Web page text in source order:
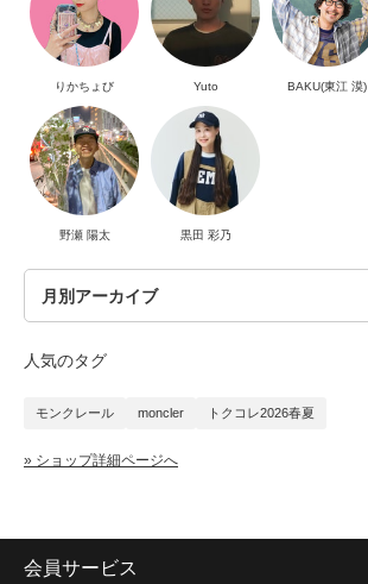
りかちょび Yuto BAKU(東江 漠)
野瀬 陽太 黒田 彩乃
人気のタグ
モンクレール moncler トクコレ2026春夏
» ショップ詳細ページへ
会員サービス